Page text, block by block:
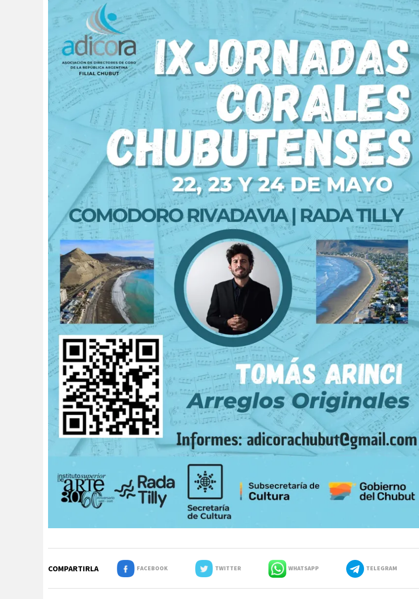
COMPARTIRLA FACEBOOK TWITTER WHATSAPP TELEGRAM